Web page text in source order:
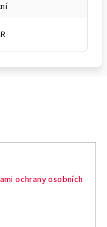
ochrany osobních